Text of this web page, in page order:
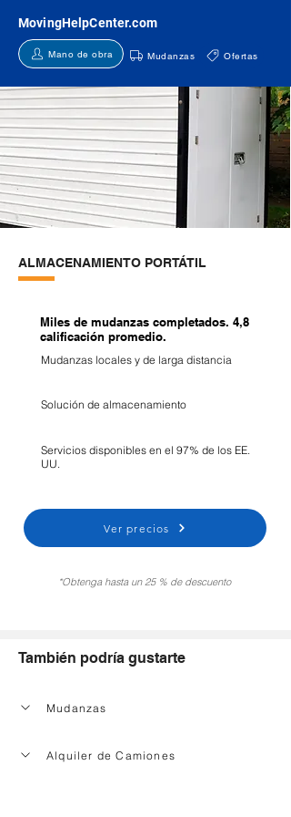
MovingHelpCenter.com
Mano de obra Mudanzas Ofertas
ALMACENAMIENTO PORTÁTIL
Miles de mudanzas completados. 4,8
calificación promedio.
Mudanzas locales y de larga distancia
Solución de almacenamiento
Servicios disponibles en el 97% de los EE.
UU.
Ver precios
*Obtenga hasta un 25 % de descuento
También podría gustarte
Mudanzas
Alquiler de Camiones